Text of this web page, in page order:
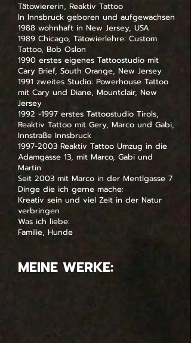
Tätowiererin, Reaktiv Tattoo
In Innsbruck geboren und aufgewachsen
1988 wohnhaft in New Jersey, USA
1989 Chicago, Tätowierlehre: Custom
Tattoo, Bob Oslon
1990 erstes eigenes Tattoostudio mit
Cary Brief, South Orange, New Jersey
1991 zweites Studio: Powerhouse Tattoo
mit Cary und Diane, Mountclair, New
Jersey
1992 -1997 erstes Tattoostudio Tirols,
Reaktiv Tattoo mit Gery, Marco und Gabi,
Innstraße Innsbruck
1997-2003 Reaktiv Tattoo Umzug in die
Adamgasse 13, mit Marco, Gabi und
Martin
Seit 2003 mit Marco in der Mentlgasse 7
Dinge die ich gerne mache:
Kreativ sein und viel Zeit in der Natur
verbringen
Was ich liebe:
Familie, Hunde
MEINE WERKE: